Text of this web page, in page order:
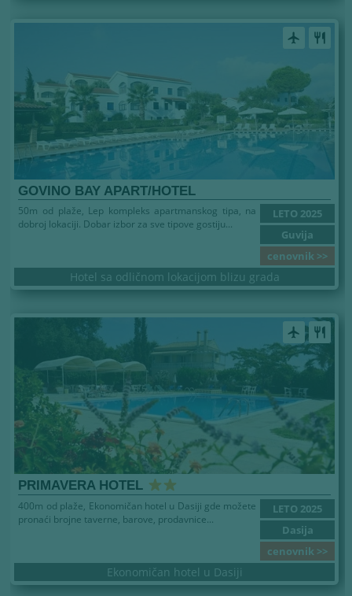
airplanemode_active restaurant
GOVINO BAY APART/HOTEL
LETO 2025
Guvija
cenovnik >>
50m od plaže, Lep kompleks apartmanskog tipa, na
dobroj lokaciji. Dobar izbor za sve tipove gostiju...
Hotel sa odličnom lokacijom blizu grada
airplanemode_active restaurant
PRIMAVERA HOTEL
LETO 2025
Dasija
cenovnik >>
400m od plaže, Ekonomičan hotel u Dasiji gde možete
pronaći brojne taverne, barove, prodavnice...
Ekonomičan hotel u Dasiji